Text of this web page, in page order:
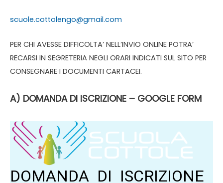
scuole.cottolengo@gmail.com
PER CHI AVESSE DIFFICOLTA’ NELL’INVIO ONLINE POTRA’
RECARSI IN SEGRETERIA NEGLI ORARI INDICATI SUL SITO PER
CONSEGNARE I DOCUMENTI CARTACEI.
A) DOMANDA DI ISCRIZIONE – GOOGLE FORM